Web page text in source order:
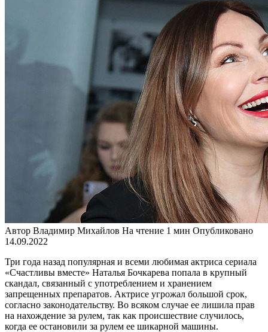
Автор Владимир Михайлов На чтение 1 мин Опубликовано
14.09.2022
Три года назад популярная и всеми любимая актриса сериала
«Счастливы вместе» Наталья Бочкарева попала в крупный
скандал, связанный с употреблением и хранением
запрещенных препаратов. Актрисе угрожал большой срок,
согласно законодательству. Во всяком случае ее лишила прав
на нахождение за рулем, так как происшествие случилось,
когда ее остановили за рулем ее шикарной машины.